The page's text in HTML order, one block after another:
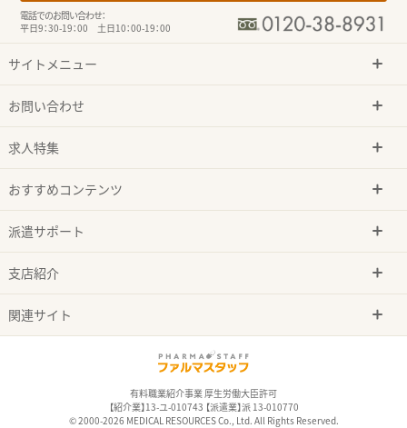
電話でのお問い合わせ：
平日9：30-19：00 土日10：00-19：00
サイトメニュー
お問い合わせ
求人特集
おすすめコンテンツ
派遣サポート
支店紹介
関連サイト
有料職業紹介事業 厚生労働大臣許可
【紹介業】13-ユ-010743 【派遣業】派 13-010770
© 2000-2026 MEDICAL RESOURCES Co., Ltd. All Rights Reserved.